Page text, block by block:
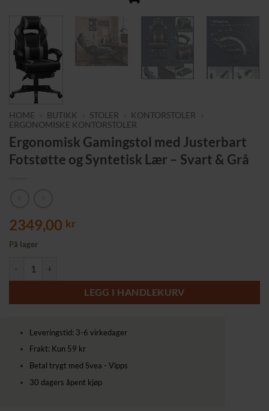
HOME BUTIKK STOLER KONTORSTOLER
ERGONOMISKE KONTORSTOLER
Ergonomisk Gamingstol med Justerbart
Fotstøtte og Syntetisk Lær – Svart & Grå
2349,00 kr
På lager
LEGG I HANDLEKURV
Leveringstid: 3-6 virkedager
Frakt: Kun 59 kr
Betal trygt med Svea - Vipps
30 dagers åpent kjøp